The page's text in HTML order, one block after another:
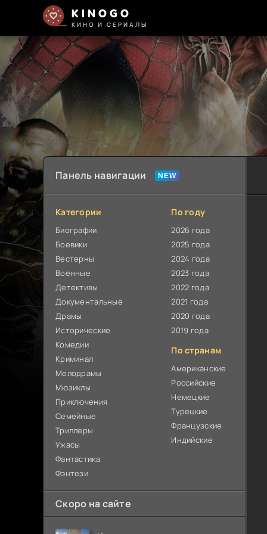
KINOGO
КИНО И СЕРИАЛЫ
Панель навигации
Категории
Биографии
Боевики
Вестерны
Военные
Детективы
Документальные
Драмы
Исторические
Комедии
Криминал
Мелодрамы
Мюзиклы
Приключения
Семейные
Триллеры
Ужасы
Фантастика
Фэнтези
По году
2026 года
2025 года
2024 года
2023 года
2022 года
2021 года
2020 года
2019 года
По странам
Американские
Российские
Немецкие
Турецкие
Французские
Индийские
Скоро на сайте